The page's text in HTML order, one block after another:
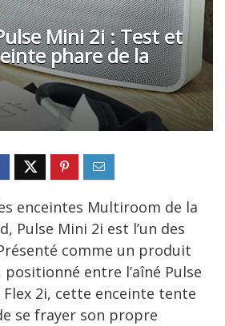
Mini 2i : Test et
phare de la
enceintes Multiroom de la
Pulse Mini 2i est l’un des
comme un produit
entre l’aîné Pulse
2i, cette enceinte tente
se frayer son propre